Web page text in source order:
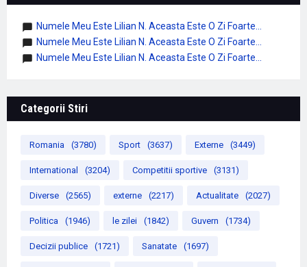
Numele Meu Este Lilian N. Aceasta Este O Zi Foarte...
Numele Meu Este Lilian N. Aceasta Este O Zi Foarte...
Numele Meu Este Lilian N. Aceasta Este O Zi Foarte...
Categorii Stiri
Romania (3780) Sport (3637) Externe (3449)
International (3204) Competitii sportive (3131)
Diverse (2565) externe (2217) Actualitate (2027)
Politica (1946) le zilei (1842) Guvern (1734)
Decizii publice (1721) Sanatate (1697)